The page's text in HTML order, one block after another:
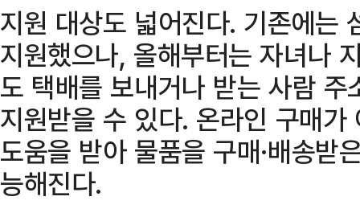
지원 대상도 넓어진다. 기존에는
지원했으나, 올해부터는 자녀나
도 택배를 보내거나 받는 사람
지원받을 수 있다. 온라인 구매
도움을 받아 물품을 구매·배송받
능해진다.